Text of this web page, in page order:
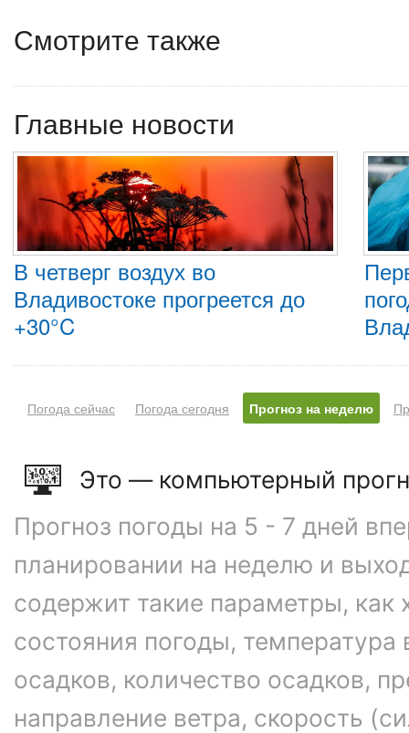
Смотрите также
Главные новости
В четверг воздух во
Владивостоке прогреется до
+30°C
Погода сейчас Погода сегодня Прогноз на неделю
Это — компьютерный
Прогноз погоды на 5 - 7 дней
планировании на неделю и
содержит такие параметры, как
состояния погоды, температура
осадков, количество осадков,
направление ветра, скорость